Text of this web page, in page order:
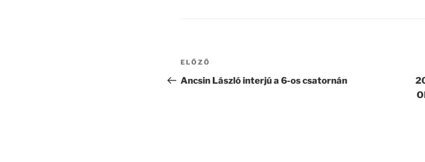
Bejegyzés
navigáció
Korábbi
bejegyzés
ELŐZŐ
Ancsin László interjú a 6-os csatornán